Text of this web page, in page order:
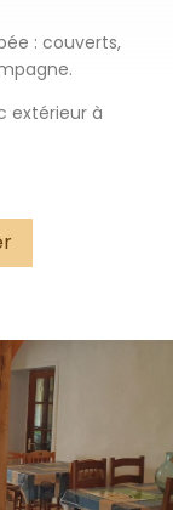
: couverts,
extérieur à